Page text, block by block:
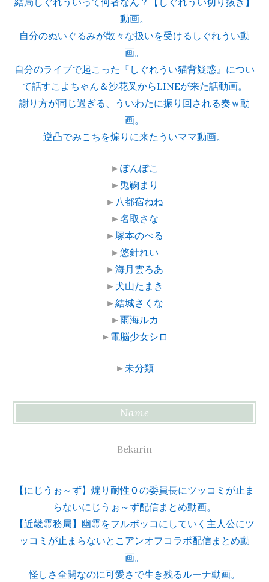
動画。
自分のぬいぐるみが散々な扱いを受けるしぐれうい動
画。
自分のライブで起こった『しぐれうい猫背疑惑』につい
て話すこよちゃん＆沙花叉からLINEが来た話動画。
謝り方が同じ過ぎる、ういわたに振り回される奏ｗ動
画。
逆凸でみこちを煽りに来たういママ動画。
►ぽんぽこ
► 兎鞠まり
► 八都宿ねね
►名取さな
►塚本のべる
►悠針れい
►海月雲ろあ
► 犬山たまき
►結城さくな
►雨海ルカ
► 電脳少女シロ
► 未分類
Name
Bekarin
【にじうぉ～ず】煽り耐性０の委員長にツッコミが止ま
らないにじうぉ～ず配信まとめ動画。
【近畿霊務局】幽霊をフルボッコにしていく主人公にツ
ッコミが止まらないとこアンオフコラボ配信まとめ動
画。
怪しさ全開なのに可愛さで生き残るルーナ動画。